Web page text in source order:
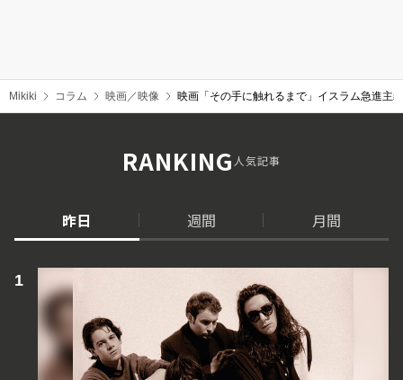
Mikiki コラム 映画／映像 映画「その手に触れるまで」イスラム急進主
RANKING人気記事
昨日 週間 月間